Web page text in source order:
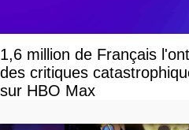
1,6 million de Français
des critiques
sur HBO Max